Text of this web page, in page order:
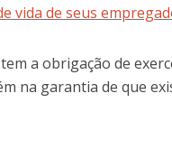
vida de seus
a obrigação de
na garantia de que